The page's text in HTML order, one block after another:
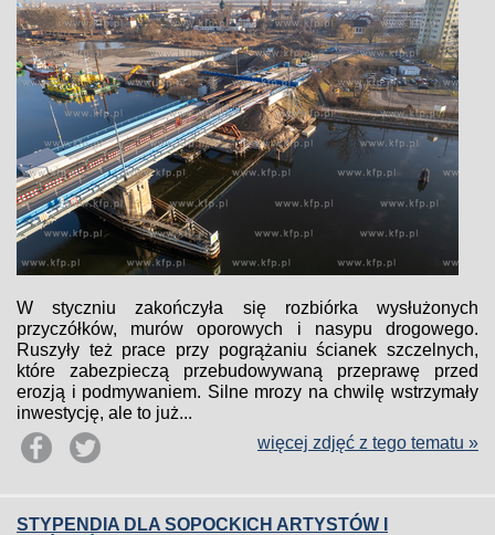
W styczniu zakończyła się rozbiórka wysłużonych
przyczółków, murów oporowych i nasypu drogowego.
Ruszyły też prace przy pogrążaniu ścianek szczelnych,
które zabezpieczą przebudowywaną przeprawę przed
erozją i podmywaniem. Silne mrozy na chwilę wstrzymały
inwestycję, ale to już...
więcej zdjęć z tego tematu »
STYPENDIA DLA SOPOCKICH ARTYSTÓW I